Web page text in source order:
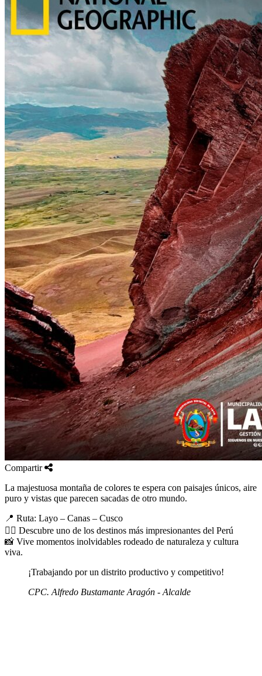
Compartir
La majestuosa montaña de colores te espera con paisajes únicos, aire
puro y vistas que parecen sacadas de otro mundo.
📍 Ruta: Layo – Canas – Cusco
🚶‍♂️ Descubre uno de los destinos más impresionantes del Perú
📸 Vive momentos inolvidables rodeado de naturaleza y cultura
viva.
¡Trabajando por un distrito productivo y competitivo!
CPC. Alfredo Bustamante Aragón - Alcalde